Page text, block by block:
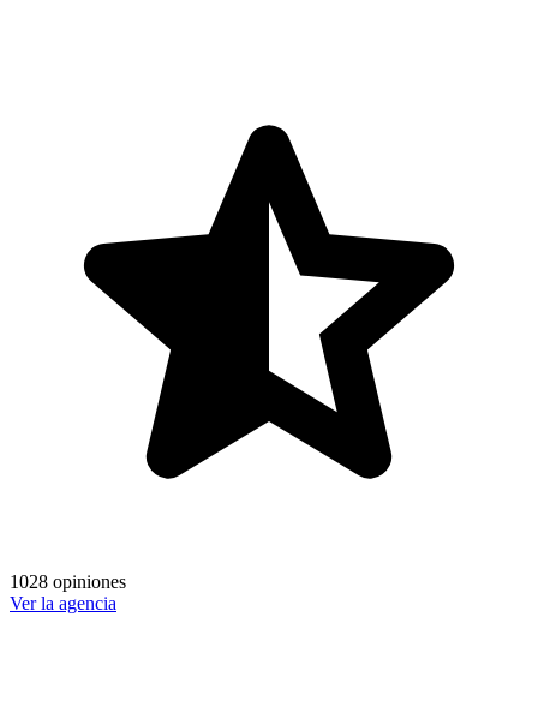
1028 opiniones
Ver la agencia